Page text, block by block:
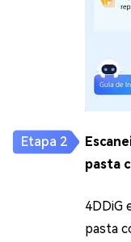
pasta
4DDiG
pasta